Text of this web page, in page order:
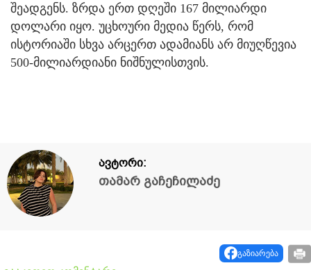
შეადგენს. ზრდა ერთ დღეში 167 მილიარდი
დოლარი იყო. უცხოური მედია წერს, რომ
ისტორიაში სხვა არცერთ ადამიანს არ მიუღწევია
500-მილიარდიანი ნიშნულისთვის.
ავტორი:
თამარ გაჩეჩილაძე
გაზიარება